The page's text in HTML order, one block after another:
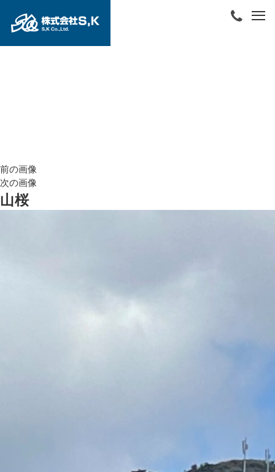
前の画像
次の画像
山桜